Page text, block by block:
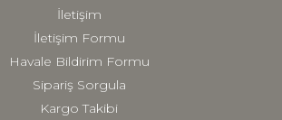
Gönder
İletişim
İletişim Formu
Havale Bildirim Formu
Sipariş Sorgula
Kargo Takibi